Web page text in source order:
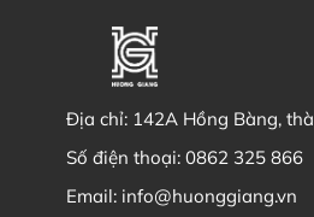
Địa chỉ: 142A Hồng Bàng,
Số điện thoại: 0862 325 866
Email: info@huonggiang.vn